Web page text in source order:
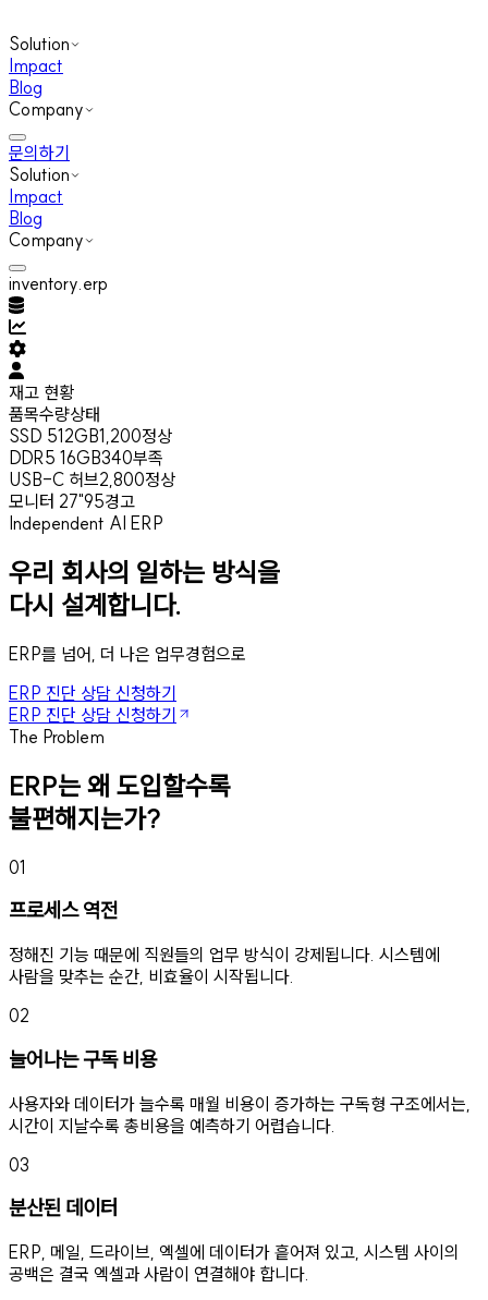
Solution
Impact
Blog
Company
문의하기
Solution
Impact
Blog
Company
inventory.erp
재고 현황
품목수량상태
SSD 512GB1,200정상
DDR5 16GB340부족
USB-C 허브2,800정상
모니터 27"95경고
Independent AI ERP
우리 회사의 일하는 방식을
다시 설계합니다.
ERP를 넘어, 더 나은 업무경험으로
ERP 진단 상담 신청하기
ERP 진단 상담 신청하기
The Problem
ERP는 왜 도입할수록
불편해지는가?
01
프로세스 역전
정해진 기능 때문에 직원들의 업무 방식이 강제됩니다. 시스템에
사람을 맞추는 순간, 비효율이 시작됩니다.
02
늘어나는 구독 비용
사용자와 데이터가 늘수록 매월 비용이 증가하는 구독형 구조에서는,
시간이 지날수록 총비용을 예측하기 어렵습니다.
03
분산된 데이터
ERP, 메일, 드라이브, 엑셀에 데이터가 흩어져 있고, 시스템 사이의
공백은 결국 엑셀과 사람이 연결해야 합니다.